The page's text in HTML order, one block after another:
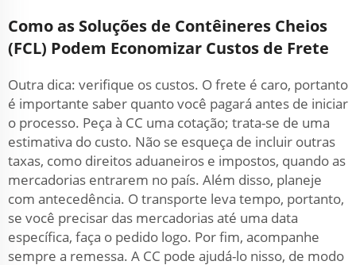
Como as Soluções de Contêineres Cheios
(FCL) Podem Economizar Custos de Frete
Outra dica: verifique os custos. O frete é caro, portanto
é importante saber quanto você pagará antes de iniciar
o processo. Peça à CC uma cotação; trata-se de uma
estimativa do custo. Não se esqueça de incluir outras
taxas, como direitos aduaneiros e impostos, quando as
mercadorias entrarem no país. Além disso, planeje
com antecedência. O transporte leva tempo, portanto,
se você precisar das mercadorias até uma data
específica, faça o pedido logo. Por fim, acompanhe
sempre a remessa. A CC pode ajudá-lo nisso, de modo